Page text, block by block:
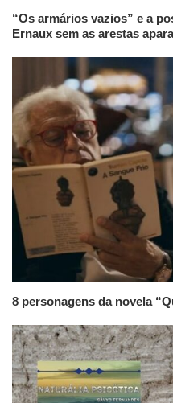
“Os armários vazios” e a
Ernaux sem as arestas
8 personagens da novela